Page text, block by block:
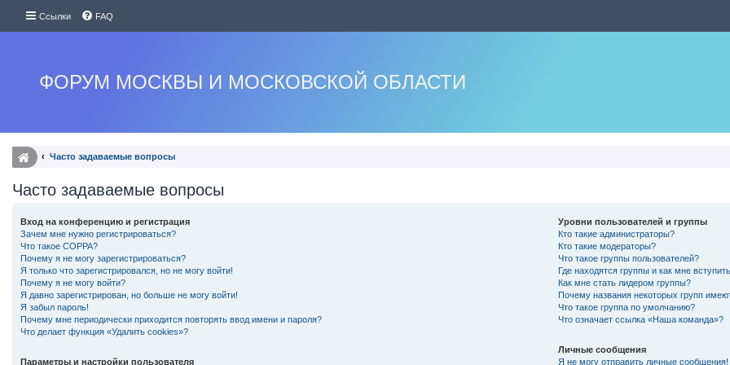
Ссылки FAQ
ФОРУМ МОСКВЫ И МОСКОВСКОЙ ОБЛАСТИ
Часто задаваемые вопросы
Часто задаваемые вопросы
Вход на конференцию и регистрация
Зачем мне нужно регистрироваться?
Что такое COPPA?
Почему я не могу зарегистрироваться?
Я только что зарегистрировался, но не могу войти!
Почему я не могу войти?
Я давно зарегистрирован, но больше не могу войти!
Я забыл пароль!
Почему мне периодически приходится повторять ввод имени и пароля?
Что делает функция «Удалить cookies»?
Параметры и настройки пользователя
Уровни пользователей и группы
Кто такие администраторы?
Кто такие модераторы?
Что такое группы пользователей?
Где находятся группы и как мне
Как мне стать лидером группы?
Почему названия некоторых групп
Что такое группа по умолчанию?
Что означает ссылка «Наша команда»?
Личные сообщения
Я не могу отправить личные сообщения!